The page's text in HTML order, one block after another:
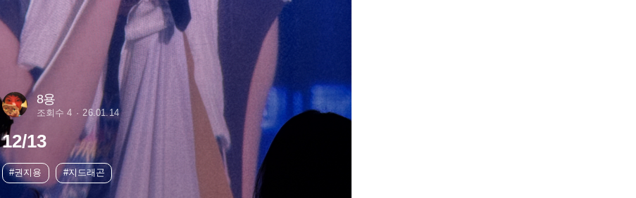
8용
조회수 4 26.01.14
12/13
#권지용 #지드래곤